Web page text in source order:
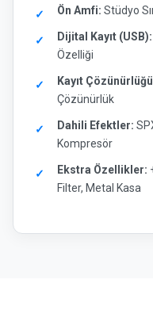
Ön Amfi: Stüdyo
Dijital Kayıt (USB):
Özelliği
Kayıt
Çözünürlük
Dahili Efektler:
Kompresör
Ekstra Özellikler:
Filter, Metal Kasa